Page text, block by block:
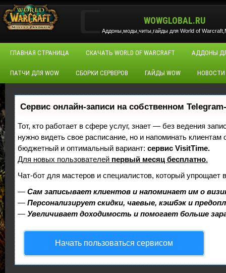
WOWGLOBAL.RU
Аддоны,моды,читы,гайды для World of
ГЛАВНАЯ СТРАНИЦА СКАЧАТЬ WORLD OF WARCRAFT АДДОНЫ
ПАТЧИ ДЛЯ WOW СБОРКИ СЕРВЕРОВ ГАЙДЫ WOW НОВОСТИ
Сервис онлайн-записи на собственном
Тот, кто работает в сфере услуг, знает — без ведения
нужно видеть свое расписание, но и напоминать
бюджетный и оптимальный вариант: сервис VisitTime.
Для новых пользователей первый месяц бесплатно.
Чат-бот для мастеров и специалистов, который упрощает
— Сам записывает клиентов и напоминает им о
— Персонализирует скидки, чаевые, кэшбэк и
— Увеличивает доходимость и помогает больше
Начать пользоваться сервисом